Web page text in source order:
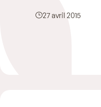
27 avril 2015